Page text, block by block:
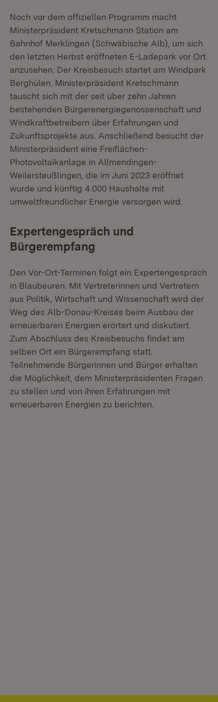
Noch vor dem offiziellen Programm macht
Ministerpräsident Kretschmann Station am
Bahnhof Merklingen (Schwäbische Alb), um sich
den letzten Herbst eröffneten E-Ladepark vor Ort
anzusehen. Der Kreisbesuch startet am Windpark
Berghülen. Ministerpräsident Kretschmann
tauscht sich mit der seit über zehn Jahren
bestehenden Bürgerenergiegenossenschaft und
Windkraftbetreibern über Erfahrungen und
Zukunftsprojekte aus. Anschließend besucht der
Ministerpräsident eine Freiflächen-
Photovoltaikanlage in Allmendingen-
Weilersteußlingen, die im Juni 2023 eröffnet
wurde und künftig 4.000 Haushalte mit
umweltfreundlicher Energie versorgen wird.
Expertengespräch und
Bürgerempfang
Den Vor-Ort-Terminen folgt ein Expertengespräch
in Blaubeuren. Mit Vertreterinnen und Vertretern
aus Politik, Wirtschaft und Wissenschaft wird der
Weg des Alb-Donau-Kreises beim Ausbau der
erneuerbaren Energien erörtert und diskutiert.
Zum Abschluss des Kreisbesuchs findet am
selben Ort ein Bürgerempfang statt.
Teilnehmende Bürgerinnen und Bürger erhalten
die Möglichkeit, dem Ministerpräsidenten Fragen
zu stellen und von ihren Erfahrungen mit
erneuerbaren Energien zu berichten.